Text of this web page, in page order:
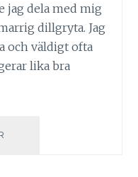
jag dela med mig
dillgryta. Jag
och väldigt ofta
lika bra